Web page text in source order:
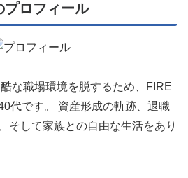
プロフィール
な職場環境を脱するため、FIRE
代です。 資産形成の軌跡、退職
そして家族との自由な生活をあり